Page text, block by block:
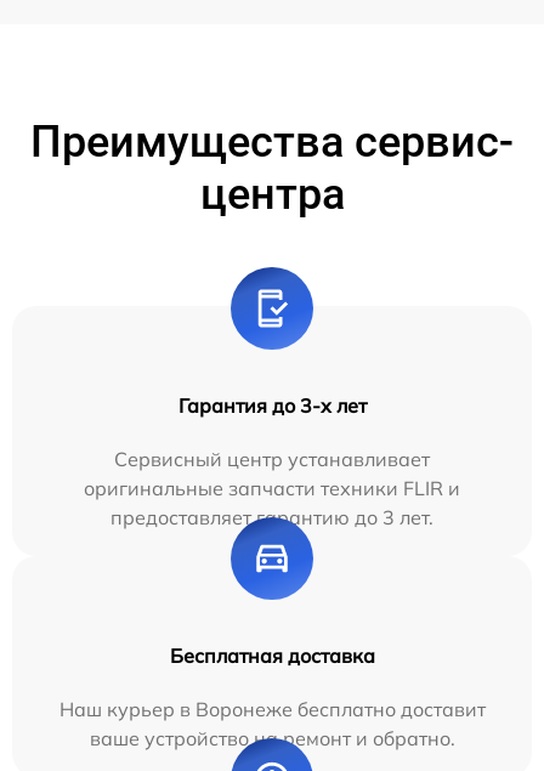
Преимущества сервис-
центра
Гарантия до 3-х лет
Сервисный центр устанавливает
оригинальные запчасти техники FLIR и
предоставляет гарантию до 3 лет.
Бесплатная доставка
Наш курьер в Воронеже бесплатно доставит
ваше устройство на ремонт и обратно.